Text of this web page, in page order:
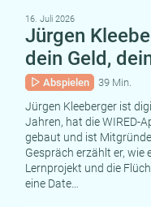
16. Juli 2026
Jürgen
dein Geld,
Abspielen 39 Min.
Jürgen Kleeberger ist
Jahren, hat die WIRED-
gebaut und ist
Gespräch erzählt er, wie
Lernprojekt und die
eine Date…